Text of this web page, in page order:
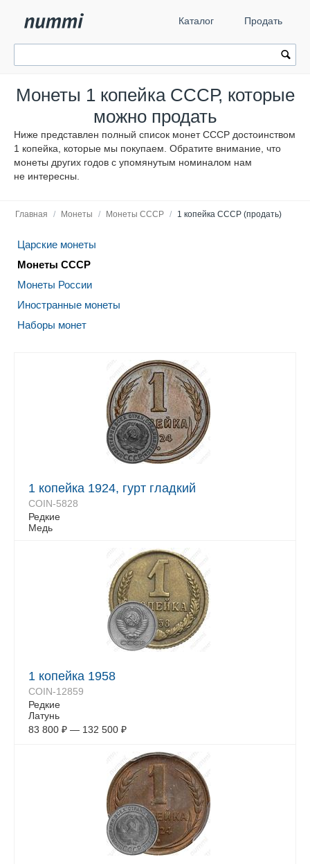
Каталог Продать
Монеты 1 копейка СССР, которые
можно продать
Ниже представлен полный список монет СССР достоинством
1 копейка, которые мы покупаем. Обратите внимание, что
монеты других годов с упомянутым номиналом нам
не интересны.
Главная / Монеты / Монеты СССР / 1 копейка СССР (продать)
Царские монеты
Монеты СССР
Монеты России
Иностранные монеты
Наборы монет
1 копейка 1924, гурт гладкий
COIN-5828
Редкие
Медь
1 копейка 1958
COIN-12859
Редкие
Латунь
83 800 ₽ — 132 500 ₽